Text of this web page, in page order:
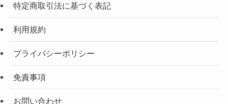
特定商取引法に基づく表記
利用規約
プライバシーポリシー
免責事項
お問い合わせ